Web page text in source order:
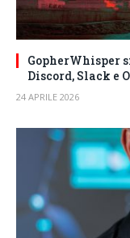
GopherWhisper
Discord, Slack e
24 APRILE 2026